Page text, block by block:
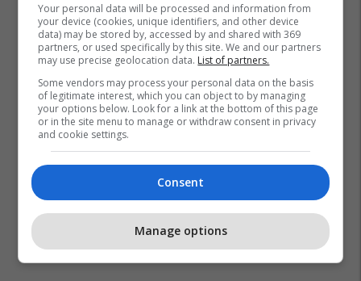
Your personal data will be processed and information from
your device (cookies, unique identifiers, and other device
data) may be stored by, accessed by and shared with 369
partners, or used specifically by this site. We and our partners
may use precise geolocation data. List of partners.
Some vendors may process your personal data on the basis
of legitimate interest, which you can object to by managing
your options below. Look for a link at the bottom of this page
or in the site menu to manage or withdraw consent in privacy
and cookie settings.
Consent
Manage options